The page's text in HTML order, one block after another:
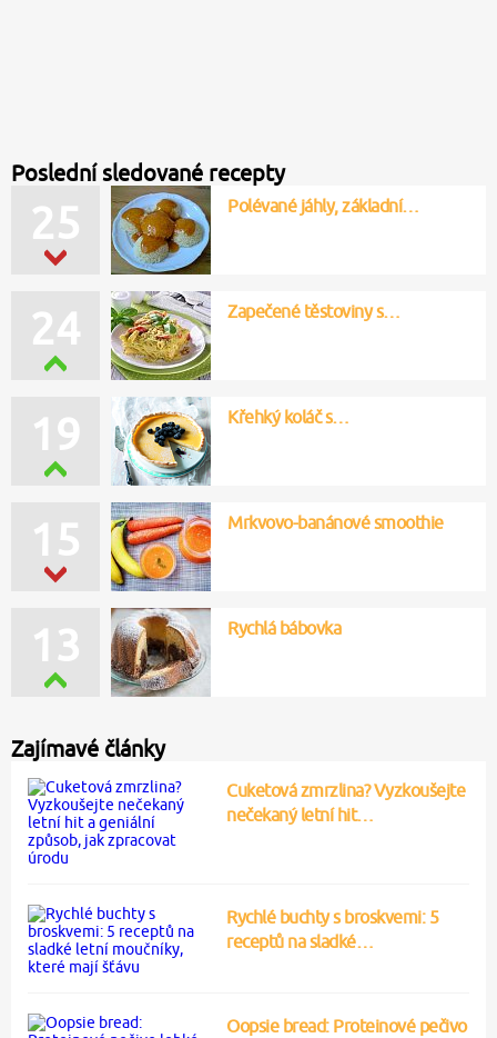
Poslední sledované recepty
24 Polévané jáhly, základní…
22 Zapečené těstoviny s…
21 Křehký koláč s…
15 Mrkvovo-banánové smoothie
13 Rychlá bábovka
Zajímavé články
Cuketová zmrzlina? Vyzkoušejte
nečekaný letní hit…
Rychlé buchty s broskvemi: 5
receptů na sladké…
Oopsie bread: Proteinové pečivo